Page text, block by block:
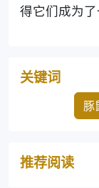
得它们成为了
关键词
豚
推荐阅读